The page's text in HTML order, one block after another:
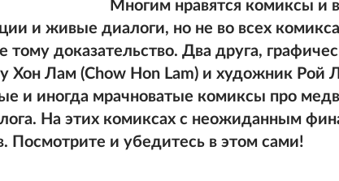
Многим нравятся комиксы и
и живые диалоги, но не во всех
тому доказательство. Два друга,
Хон Лам (Chow Hon Lam) и художник Рой
и иногда мрачноватые комиксы про
На этих комиксах с неожиданным
Посмотрите и убедитесь в этом сами!